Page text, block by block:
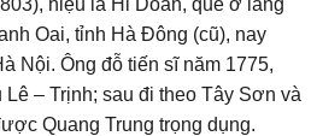
hiệu là Hi Doãn, quê ở làng
Oai, tỉnh Hà Đông (cũ), nay
Nội. Ông đỗ tiến sĩ năm 1775,
– Trịnh; sau đi theo Tây Sơn và
Quang Trung trọng dụng.